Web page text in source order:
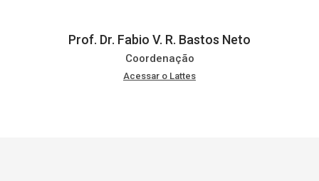
Prof. Dr. Fabio V. R. Bastos Neto
Coordenação
Acessar o Lattes